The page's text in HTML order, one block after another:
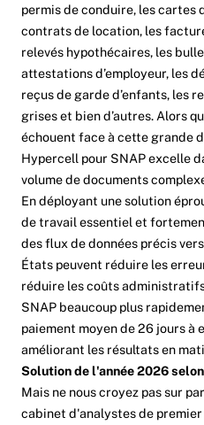
permis de conduire, les cartes
contrats de location, les
relevés hypothécaires, les
attestations d’employeur, les
reçus de garde d’enfants, les
grises et bien d’autres. Alors
échouent face à cette grande
Hypercell pour SNAP excelle
volume de documents
En déployant une solution
de travail essentiel et
des flux de données précis
États peuvent réduire les
réduire les coûts
SNAP beaucoup plus
paiement moyen de 26 jours à
améliorant les résultats en
Solution de l'année 2026
Mais ne nous croyez pas sur
cabinet d'analystes de premier